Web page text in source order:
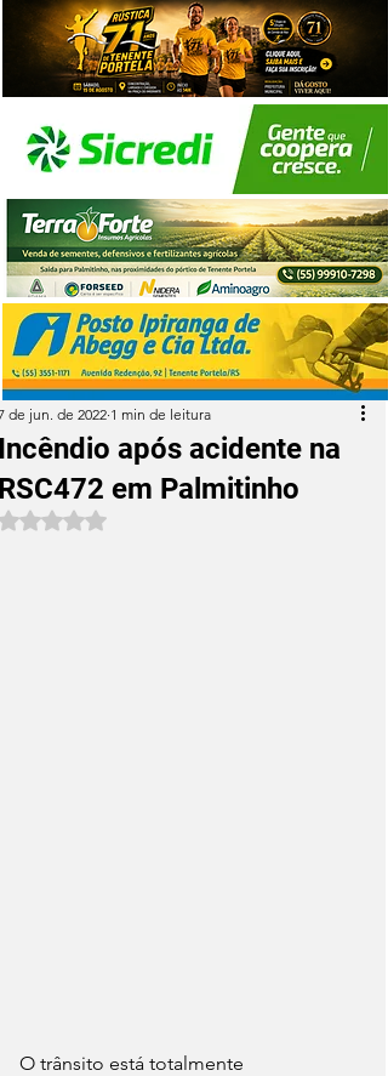
após acidente na
em Palmitinho
de jun. de 2022 1 min de leitura
Avaliado com NaN de 5 estrelas.
O trânsito está totalmente